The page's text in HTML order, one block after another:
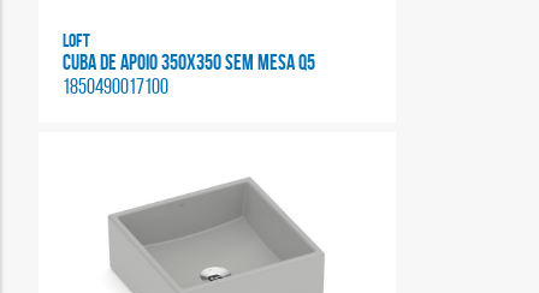
Loft
CUBA DE APOIO 350X350 SEM MESA Q5
1850490017100